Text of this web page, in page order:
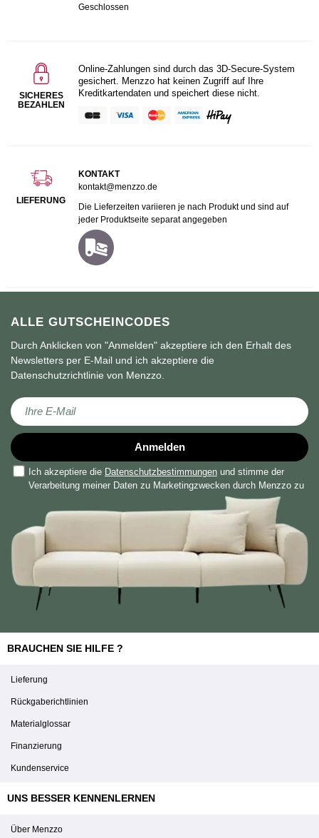
ALLE GUTSCHEINCODES
Durch Anklicken von "Anmelden" akzeptiere ich den Erhalt des
Newsletters per E-Mail und ich akzeptiere die
Datenschutzrichtlinie von Menzzo.
Melden Sie sich für unseren Newsletter an:
Anmelden
Ich akzeptiere die Datenschutzbestimmungen und stimme der
Verarbeitung meiner Daten zu Marketingzwecken durch Menzzo zu
Geschlossen
SICHERES
BEZAHLEN
Online-Zahlungen sind durch das 3D-Secure-System
gesichert. Menzzo hat keinen Zugriff auf Ihre
Kreditkartendaten und speichert diese nicht.
LIEFERUNG
KONTAKT
kontakt@menzzo.de
Die Lieferzeiten variieren je nach Produkt und sind auf
jeder Produktseite separat angegeben
BRAUCHEN SIE HILFE ?
Lieferung
Rückgaberichtlinien
Materialglossar
Finanzierung
Kundenservice
UNS BESSER KENNENLERNEN
Über Menzzo